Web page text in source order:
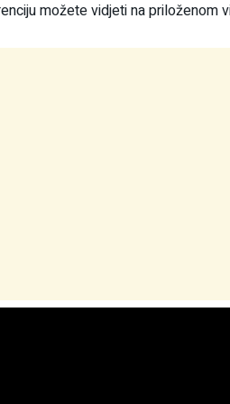
možete vidjeti na priloženom